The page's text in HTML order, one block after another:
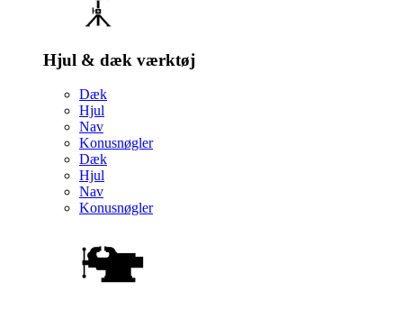
Hjul & dæk værktøj
Dæk
Hjul
Nav
Konusnøgler
Dæk
Hjul
Nav
Konusnøgler